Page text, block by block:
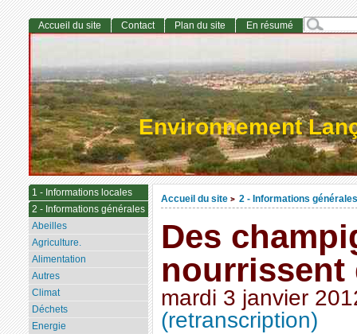
Environnement
Accueil du site > 2 - Informations générales
Des
nourrissent
mardi 3 janvier
(retranscription)
Accueil du site Contact Plan du site En résumé
1 - Informations locales
2 - Informations générales
Abeilles
Agriculture.
Alimentation
Autres
Climat
Déchets
Energie